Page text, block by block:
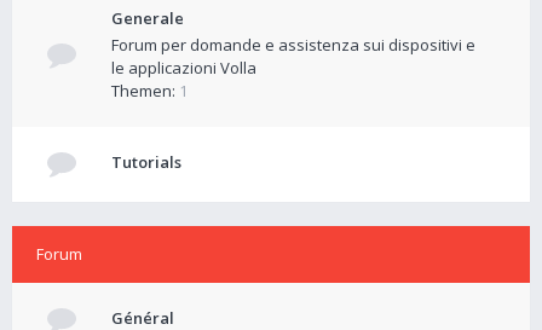
Generale
Forum per domande e assistenza sui dispositivi e
le applicazioni Volla
Themen: 1
Tutorials
Forum
Général